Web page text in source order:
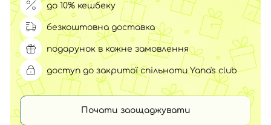
до 10% кешбеку
безкоштовна доставка
подарунок в кожне замовлення
доступ до закритої спільноти Yana's club
Почати заощаджувати